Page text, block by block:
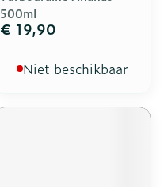
500ml
€ 19,90
Niet beschikbaar